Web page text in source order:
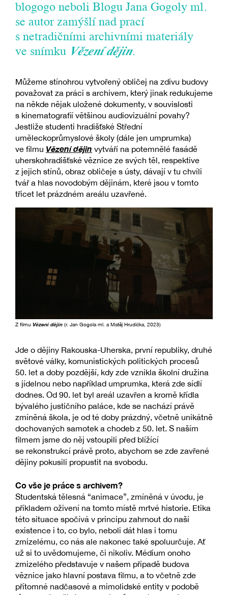
blogogo neboli Blogu Jana Gogoly ml.
se autor zamýšlí nad prací
s netradičními archivními materiály
ve snímku Vězení dějin.
Můžeme stínohrou vytvořený obličej na zdivu budovy
považovat za práci s archivem, který jinak redukujeme
na někde nějak uložené dokumenty, v souvislosti
s kinematografií většinou audiovizuální povahy?
Jestliže studenti hradišťské Střední
uměleckoprůmyslové školy (dále jen umprumka)
ve filmu Vězení dějin vytváří na potemnělé fasádě
uherskohradišťské věznice ze svých těl, respektive
z jejich stínů, obraz obličeje s ústy, dávají v tu chvíli
tvář a hlas novodobým dějinám, které jsou v tomto
třicet let prázdném areálu uzavřené.
Z filmu Vězení dějin (r. Jan Gogola ml. a Matěj Hrudička, 2023)
Jde o dějiny Rakouska-Uherska, první republiky, druhé
světové války, komunistických politických procesů
50. let a doby pozdější, kdy zde vznikla školní družina
s jídelnou nebo například umprumka, která zde sídlí
dodnes. Od 90. let byl areál uzavřen a kromě křídla
bývalého justičního paláce, kde se nachází právě
zmíněná škola, je od té doby prázdný, včetně unikátně
dochovaných samotek a chodeb z 50. let. S naším
filmem jsme do něj vstoupili před blížící
se rekonstrukcí právě proto, abychom se zde zavřené
dějiny pokusili propustit na svobodu.
Co vše je práce s archivem?
Studentská tělesná “animace”, zmíněná v úvodu, je
příkladem oživení na tomto místě mrtvé historie. Etika
této situace spočívá v principu zahrnout do naší
existence i to, co bylo, neboli dát hlas i tomu
zmizelému, co nás ale nakonec také spoluurčuje. Ať
už si to uvědomujeme, či nikoliv. Médium onoho
zmizelého představuje v našem případě budova
věznice jako hlavní postava filmu, a to včetně zde
přítomné nadčasové a mimolidské entity v podobě